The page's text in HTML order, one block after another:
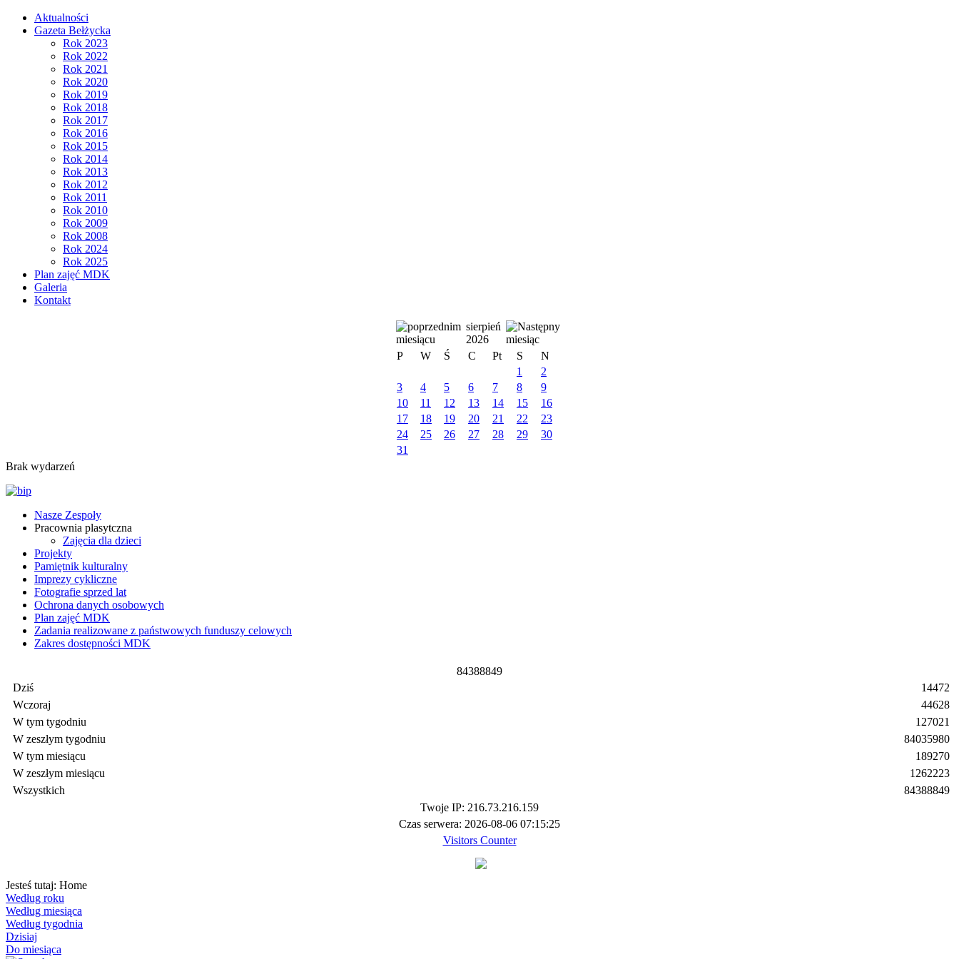
Aktualności
Gazeta Bełżycka
Rok 2023
Rok 2022
Rok 2021
Rok 2020
Rok 2019
Rok 2018
Rok 2017
Rok 2016
Rok 2015
Rok 2014
Rok 2013
Rok 2012
Rok 2011
Rok 2010
Rok 2009
Rok 2008
Rok 2024
Rok 2025
Plan zajęć MDK
Galeria
Kontakt
sierpień
2026
P
W Ś C Pt S
N
1
2
3
4 5 6 7 8
9
10
11 12 13 14 15
16
17
18 19 20 21 22
23
24
25 26 27 28 29
30
31
Brak wydarzeń
Nasze Zespoły
Pracownia plasytczna
Zajęcia dla dzieci
Projekty
Pamiętnik kulturalny
Imprezy cykliczne
Fotografie sprzed lat
Ochrona danych osobowych
Plan zajęć MDK
Zadania realizowane z państwowych funduszy celowych
Zakres dostępności MDK
84388849
Dziś
Wczoraj
W tym tygodniu
W zeszłym tygodniu
W tym miesiącu
W zeszłym miesiącu
Wszystkich
14472
44628
127021
84035980
189270
1262223
84388849
Twoje IP: 216.73.216.159
Czas serwera: 2026-08-06 07:15:25
Visitors Counter
Jesteś tutaj: Home
Według roku
Według miesiąca
Według tygodnia
Dzisiaj
Do miesiąca